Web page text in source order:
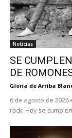
Noticias
SE
DE
Gloria de Arriba
6 de agosto de
rock. Hoy se